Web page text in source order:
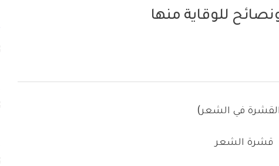
للوقاية منها
قشرة الشعر